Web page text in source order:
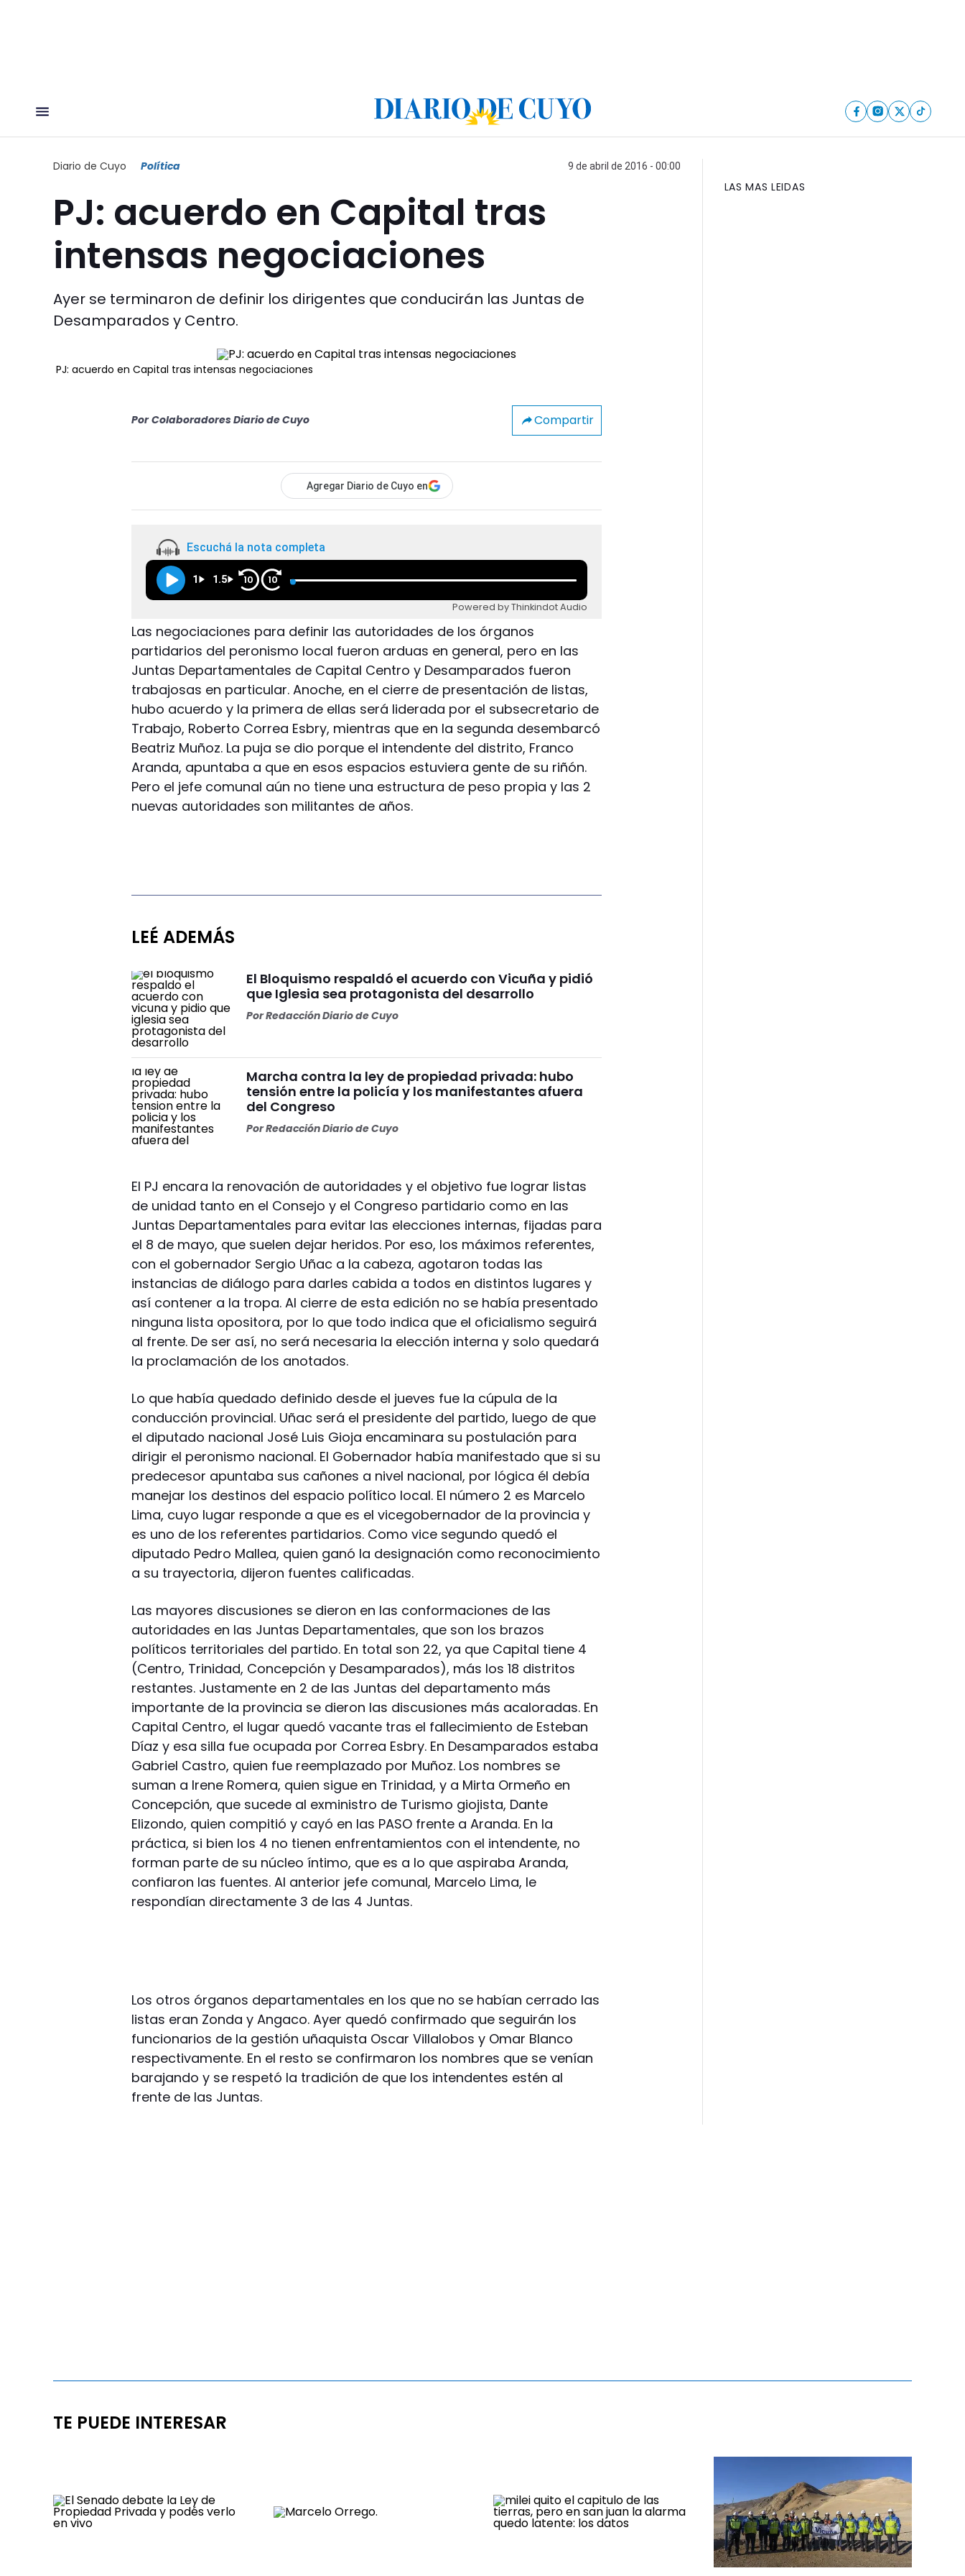
Diario de Cuyo Política 9 de abril de 2016 - 00:00
PJ: acuerdo en Capital tras
intensas negociaciones
Ayer se terminaron de definir los dirigentes que conducirán las Juntas de
Desamparados y Centro.
PJ: acuerdo en Capital tras intensas negociaciones
Por Colaboradores Diario de Cuyo Compartir
Agregar Diario de Cuyo en
Escuchá la nota completa
1 1.5 10 10
Powered by Thinkindot Audio
Las negociaciones para definir las autoridades de los órganos
partidarios del peronismo local fueron arduas en general, pero en las
Juntas Departamentales de Capital Centro y Desamparados fueron
trabajosas en particular. Anoche, en el cierre de presentación de listas,
hubo acuerdo y la primera de ellas será liderada por el subsecretario de
Trabajo, Roberto Correa Esbry, mientras que en la segunda desembarcó
Beatriz Muñoz. La puja se dio porque el intendente del distrito, Franco
Aranda, apuntaba a que en esos espacios estuviera gente de su riñón.
Pero el jefe comunal aún no tiene una estructura de peso propia y las 2
nuevas autoridades son militantes de años.
LEÉ ADEMÁS
El Bloquismo respaldó el acuerdo con Vicuña y pidió
que Iglesia sea protagonista del desarrollo
PorRedacción Diario de Cuyo
Marcha contra la ley de propiedad privada: hubo
tensión entre la policía y los manifestantes afuera
del Congreso
PorRedacción Diario de Cuyo
El PJ encara la renovación de autoridades y el objetivo fue lograr listas
de unidad tanto en el Consejo y el Congreso partidario como en las
Juntas Departamentales para evitar las elecciones internas, fijadas para
el 8 de mayo, que suelen dejar heridos. Por eso, los máximos referentes,
con el gobernador Sergio Uñac a la cabeza, agotaron todas las
instancias de diálogo para darles cabida a todos en distintos lugares y
así contener a la tropa. Al cierre de esta edición no se había presentado
ninguna lista opositora, por lo que todo indica que el oficialismo seguirá
al frente. De ser así, no será necesaria la elección interna y solo quedará
la proclamación de los anotados.
Lo que había quedado definido desde el jueves fue la cúpula de la
conducción provincial. Uñac será el presidente del partido, luego de que
el diputado nacional José Luis Gioja encaminara su postulación para
dirigir el peronismo nacional. El Gobernador había manifestado que si su
predecesor apuntaba sus cañones a nivel nacional, por lógica él debía
manejar los destinos del espacio político local. El número 2 es Marcelo
Lima, cuyo lugar responde a que es el vicegobernador de la provincia y
es uno de los referentes partidarios. Como vice segundo quedó el
diputado Pedro Mallea, quien ganó la designación como reconocimiento
a su trayectoria, dijeron fuentes calificadas.
Las mayores discusiones se dieron en las conformaciones de las
autoridades en las Juntas Departamentales, que son los brazos
políticos territoriales del partido. En total son 22, ya que Capital tiene 4
(Centro, Trinidad, Concepción y Desamparados), más los 18 distritos
restantes. Justamente en 2 de las Juntas del departamento más
importante de la provincia se dieron las discusiones más acaloradas. En
Capital Centro, el lugar quedó vacante tras el fallecimiento de Esteban
Díaz y esa silla fue ocupada por Correa Esbry. En Desamparados estaba
Gabriel Castro, quien fue reemplazado por Muñoz. Los nombres se
suman a Irene Romera, quien sigue en Trinidad, y a Mirta Ormeño en
Concepción, que sucede al exministro de Turismo giojista, Dante
Elizondo, quien compitió y cayó en las PASO frente a Aranda. En la
práctica, si bien los 4 no tienen enfrentamientos con el intendente, no
forman parte de su núcleo íntimo, que es a lo que aspiraba Aranda,
confiaron las fuentes. Al anterior jefe comunal, Marcelo Lima, le
respondían directamente 3 de las 4 Juntas.
Los otros órganos departamentales en los que no se habían cerrado las
listas eran Zonda y Angaco. Ayer quedó confirmado que seguirán los
funcionarios de la gestión uñaquista Oscar Villalobos y Omar Blanco
respectivamente. En el resto se confirmaron los nombres que se venían
barajando y se respetó la tradición de que los intendentes estén al
frente de las Juntas.
LAS MAS LEIDAS
TE PUEDE INTERESAR